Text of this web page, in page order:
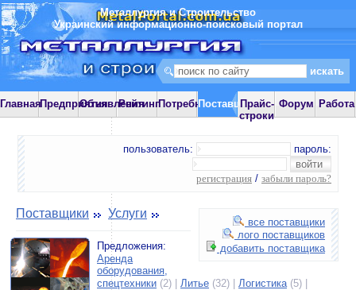
Металлургия и Строительство
Украинский информационно-поисковый портал
ГлавнаяПредприятияОбъявления
РейтингПотребностиПоставщики
Прайс-
строки
Форум Работа
пользователь: пароль:
регистрация / забыли пароль?
все поставщики
лого поставщиков
добавить поставщика
Поставщики Услуги
Предложения:
Аренда
оборудования,
спецтехники (2) | Литье (32) | Логистика(5) |